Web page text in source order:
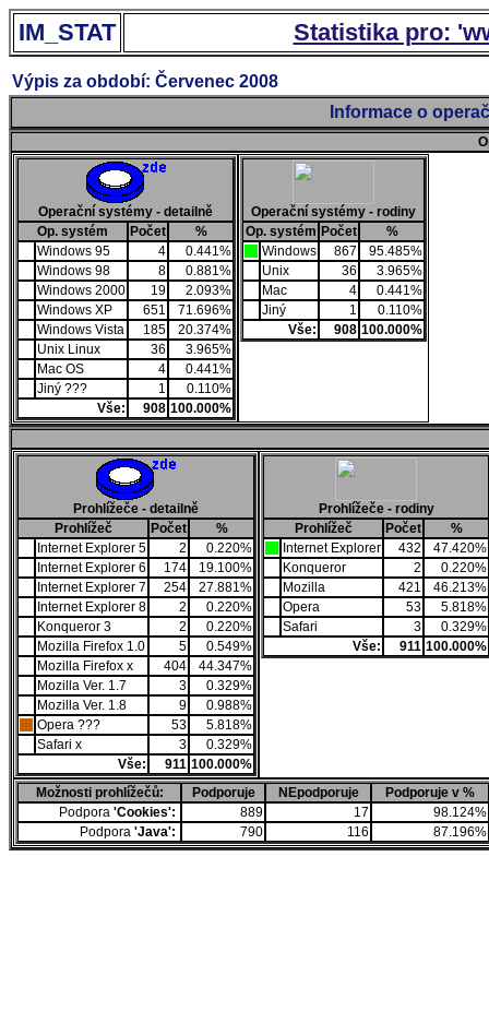
IM_STAT Statistika pro:
Výpis za období: Červenec 2008
Informace o
Operační systémy - detailně
Op. systém
Počet
%
Windows 95
4
0.441%
Windows 98
8
0.881%
Windows 2000
19
2.093%
Windows XP
651
71.696%
Windows Vista
185
20.374%
Unix Linux
36
3.965%
Mac OS
4
0.441%
Jiný ???
1
0.110%
Vše:
908 100.000%
Operační systémy - rodiny
Op. systém Počet
%
Windows
867
95.485%
Unix
36
3.965%
Mac
4
0.441%
Jiný
1
0.110%
Vše:
908 100.000%
Prohlížeče - detailně
Prohlížeč
Počet
%
Internet Explorer 5
2
0.220%
Internet Explorer 6
174
19.100%
Internet Explorer 7
254
27.881%
Internet Explorer 8
2
0.220%
Konqueror 3
2
0.220%
Mozilla Firefox 1.0
5
0.549%
Mozilla Firefox x
404
44.347%
Mozilla Ver. 1.7
3
0.329%
Mozilla Ver. 1.8
9
0.988%
Opera ???
53
5.818%
Safari x
3
0.329%
Vše:
911 100.000%
Prohlížeče - rodiny
Prohlížeč
Počet
%
Internet Explorer
432
47.420%
Konqueror
2
0.220%
Mozilla
421
46.213%
Opera
53
5.818%
Safari
3
0.329%
Vše:
911 100.000%
Možnosti prohlížečů: Podporuje NEpodporuje
Podporuje v %
Podpora 'Cookies': 889 17
98.124%
Podpora 'Java': 790 116 87.196%